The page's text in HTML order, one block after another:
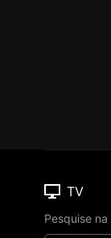
TV
Pesquise